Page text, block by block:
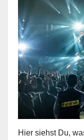
Hier siehst Du,